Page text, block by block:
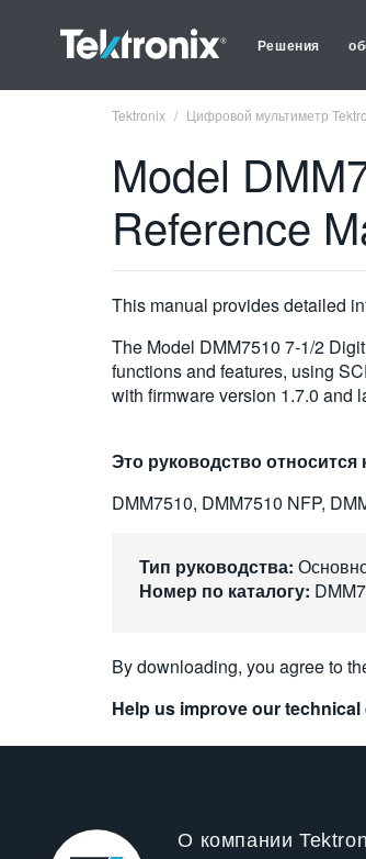
Решения
Tektronix Цифровой мультиметр
Model
Reference
This manual provides detailed
The Model DMM7510 7-1/2
functions and features, using
with firmware version 1.7.0 and
Это руководство
DMM7510, DMM7510 NFP,
Тип руководства:
Номер по каталогу:
By downloading, you agree to
Help us improve our
О компании